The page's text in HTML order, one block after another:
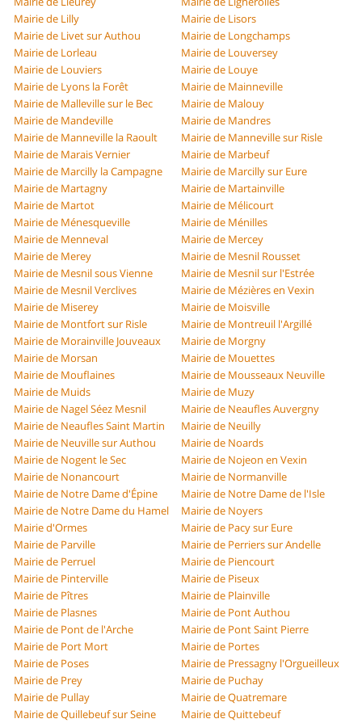
Mairie de Lilly
Mairie de Lisors
Mairie de Livet sur Authou
Mairie de Longchamps
Mairie de Lorleau
Mairie de Louversey
Mairie de Louviers
Mairie de Louye
Mairie de Lyons la Forêt
Mairie de Mainneville
Mairie de Malleville sur le Bec
Mairie de Malouy
Mairie de Mandeville
Mairie de Mandres
Mairie de Manneville la Raoult
Mairie de Manneville sur Risle
Mairie de Marais Vernier
Mairie de Marbeuf
Mairie de Marcilly la Campagne
Mairie de Marcilly sur Eure
Mairie de Martagny
Mairie de Martainville
Mairie de Martot
Mairie de Mélicourt
Mairie de Ménesqueville
Mairie de Ménilles
Mairie de Menneval
Mairie de Mercey
Mairie de Merey
Mairie de Mesnil Rousset
Mairie de Mesnil sous Vienne
Mairie de Mesnil sur l'Estrée
Mairie de Mesnil Verclives
Mairie de Mézières en Vexin
Mairie de Miserey
Mairie de Moisville
Mairie de Montfort sur Risle
Mairie de Montreuil l'Argillé
Mairie de Morainville Jouveaux
Mairie de Morgny
Mairie de Morsan
Mairie de Mouettes
Mairie de Mouflaines
Mairie de Mousseaux Neuville
Mairie de Muids
Mairie de Muzy
Mairie de Nagel Séez Mesnil
Mairie de Neaufles Auvergny
Mairie de Neaufles Saint Martin
Mairie de Neuilly
Mairie de Neuville sur Authou
Mairie de Noards
Mairie de Nogent le Sec
Mairie de Nojeon en Vexin
Mairie de Nonancourt
Mairie de Normanville
Mairie de Notre Dame d'Épine
Mairie de Notre Dame de l'Isle
Mairie de Notre Dame du Hamel
Mairie de Noyers
Mairie d'Ormes
Mairie de Pacy sur Eure
Mairie de Parville
Mairie de Perriers sur Andelle
Mairie de Perruel
Mairie de Piencourt
Mairie de Pinterville
Mairie de Piseux
Mairie de Pîtres
Mairie de Plainville
Mairie de Plasnes
Mairie de Pont Authou
Mairie de Pont de l'Arche
Mairie de Pont Saint Pierre
Mairie de Port Mort
Mairie de Portes
Mairie de Poses
Mairie de Pressagny l'Orgueilleux
Mairie de Prey
Mairie de Puchay
Mairie de Pullay
Mairie de Quatremare
Mairie de Quillebeuf sur Seine
Mairie de Quittebeuf